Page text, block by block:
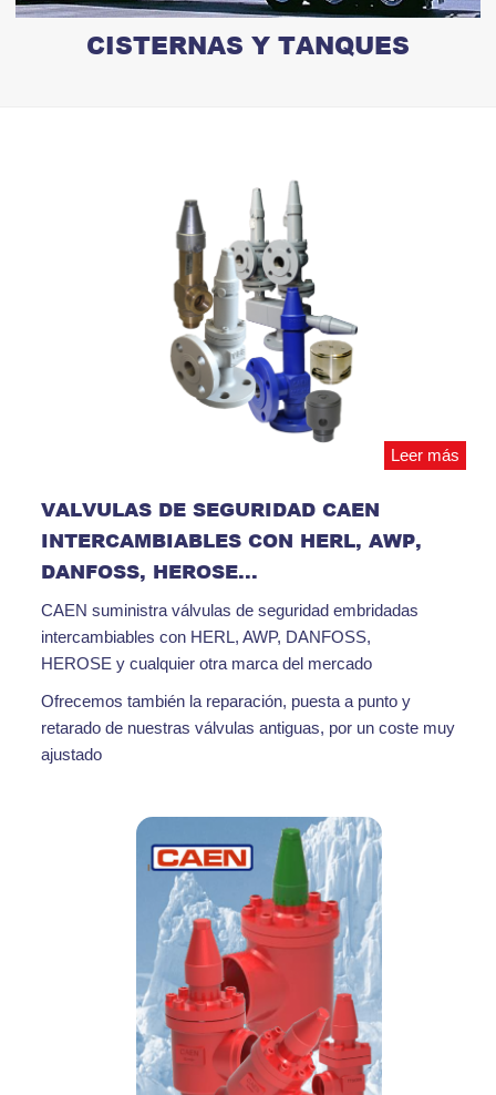
CISTERNAS Y TANQUES
Leer más
VALVULAS DE SEGURIDAD CAEN
INTERCAMBIABLES CON HERL, AWP,
DANFOSS, HEROSE...
CAEN suministra válvulas de seguridad embridadas
intercambiables con HERL, AWP, DANFOSS,
HEROSE y cualquier otra marca del mercado
Ofrecemos también la reparación, puesta a punto y
retarado de nuestras válvulas antiguas, por un coste muy
ajustado